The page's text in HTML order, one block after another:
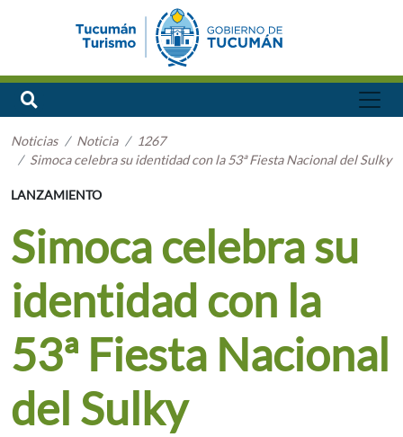
Noticias Noticia
1267
Simoca celebra su identidad con la 53ª Fiesta Nacional del Sulky
LANZAMIENTO
Simoca celebra su
identidad con la
53ª Fiesta Nacional
del Sulky